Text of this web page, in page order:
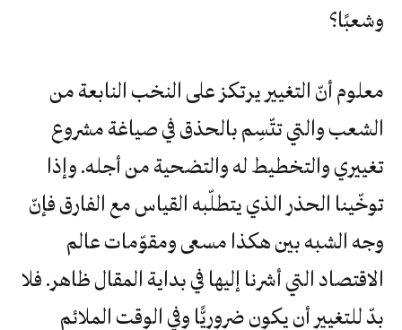
وشعبًا؟
معلوم أنّ التغيير يرتكز على النخب النابعة من
الشعب والتي تتّسِم بالحذق في صياغة مشروع
تغييري والتخطيط له والتضحية من أجله. وإذا
توخّينا الحذر الذي يتطلّبه القياس مع الفارق فإنّ
وجه الشبه بين هكذا مسعى ومقوّمات عالم
الاقتصاد التي أشرنا إليها في بداية المقال ظاهر. فلا
بدّ للتغيير أن يكون ضروريًّا وفي الوقت الملائم